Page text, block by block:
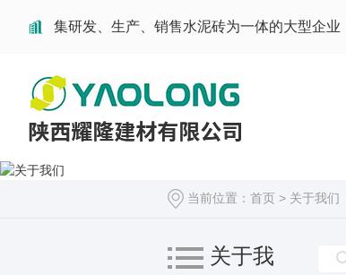
集研发、生产、销售水泥砖为一体的大型企业
当前位置： 首页 > 关于我们
关于我